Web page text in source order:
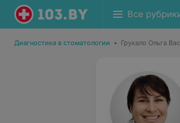
Все
Диагностика в стоматологии • Грукало Ольга